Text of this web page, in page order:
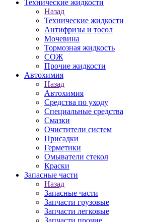
Технические жидкости
Назад
Технические жидкости
Антифризы и тосол
Мочевина
Тормозная жидкость
СОЖ
Прочие жидкости
Автохимия
Назад
Автохимия
Средства по уходу
Специальные средства
Смазки
Очистители систем
Присадки
Герметики
Омыватели стекол
Краски
Запасные части
Назад
Запасные части
Запчасти грузовые
Запчасти легковые
Запчасти прочие